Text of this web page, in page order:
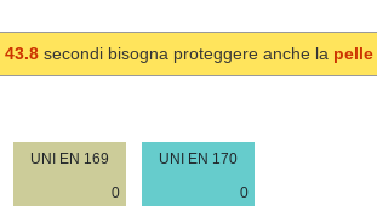
43.8 secondi bisogna proteggere anche la pelle
UNI EN 169
UNI EN 170
0
0